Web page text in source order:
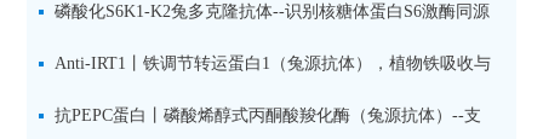
果胶多糖精细结构解析
磷酸化S6K1-K2兔多克隆抗体--识别核糖体蛋白S6激酶同源
蛋白1-2的激活状态
Anti-IRT1丨铁调节转运蛋白1（兔源抗体），植物铁吸收与
微量元素代谢研究的关键工具
抗PEPC蛋白丨磷酸烯醇式丙酮酸羧化酶（兔源抗体）--支